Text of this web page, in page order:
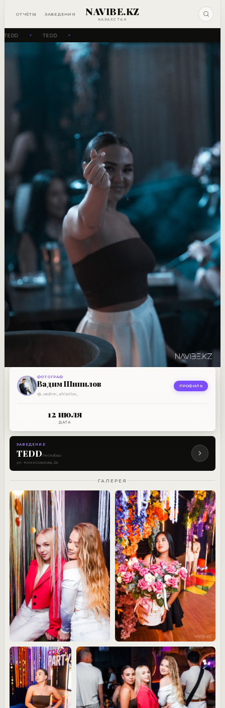
ОТЧЁТЫ ЗАВЕДЕНИЯ NAVIBE.KZ
КАЗАХСТАН
TEDD TEDD
РЕСТОБАР
TEDD
ФОТОГРАФ
Вадим Шипилов
@_vadim_shipilov_
ПРОФИЛЬ
12 июля
ДАТА
ЗАВЕДЕНИЕ
TEDD Рестобар
ул. Комиссарова, 2а
ГАЛЕРЕЯ